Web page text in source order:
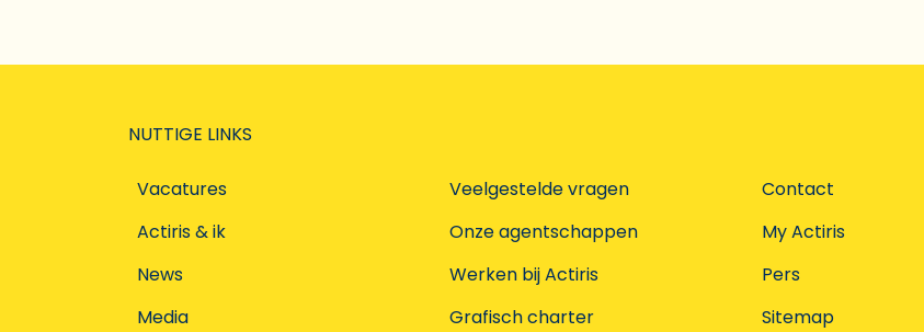
NUTTIGE LINKS
Vacatures
Actiris & ik
News
Media
Veelgestelde vragen
Onze agentschappen
Werken bij Actiris
Grafisch charter
Contact
My Actiris
Pers
Sitemap